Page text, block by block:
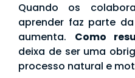
Quando os
aprender faz parte
aumenta. Como
deixa de ser uma
processo natural e